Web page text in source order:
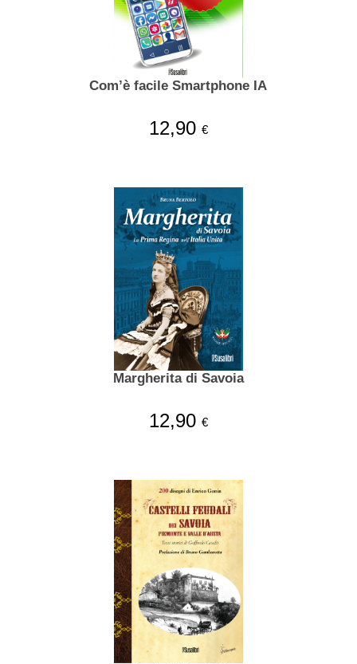
Com’è facile Smartphone IA
12,90 €
Margherita di Savoia
12,90 €